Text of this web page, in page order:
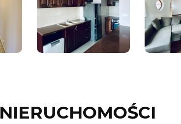
NIERUCHOMOŚCI